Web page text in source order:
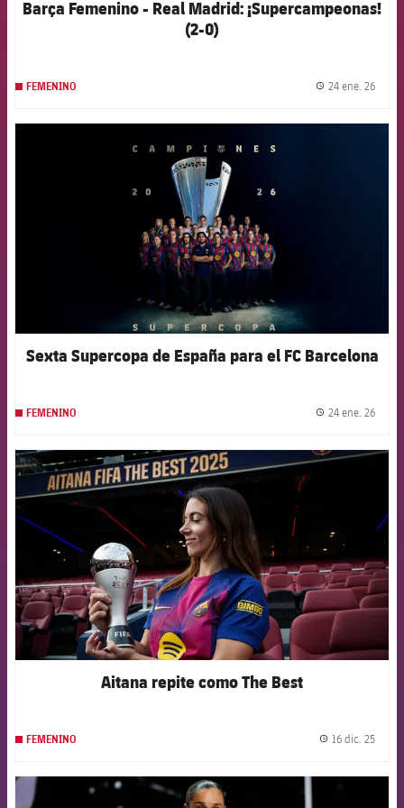
Barça Femenino - Real Madrid: ¡Supercampeonas!
(2-0)
FEMENINO 24 ene. 26
Sexta Supercopa de España para el FC Barcelona
FEMENINO 24 ene. 26
FCB Barcelona badge
Aitana repite como The Best
FEMENINO 16 dic. 25
FCB Barcelona badge